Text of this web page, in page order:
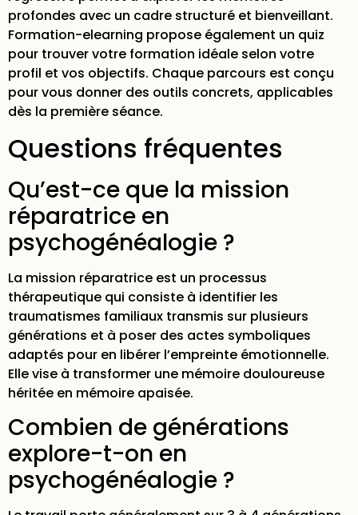
profondes avec un cadre structuré et bienveillant.
Formation-elearning propose également un quiz
pour trouver votre formation idéale selon votre
profil et vos objectifs. Chaque parcours est conçu
pour vous donner des outils concrets, applicables
dès la première séance.
Questions fréquentes
Qu’est-ce que la mission
réparatrice en
psychogénéalogie ?
La mission réparatrice est un processus
thérapeutique qui consiste à identifier les
traumatismes familiaux transmis sur plusieurs
générations et à poser des actes symboliques
adaptés pour en libérer l’empreinte émotionnelle.
Elle vise à transformer une mémoire douloureuse
héritée en mémoire apaisée.
Combien de générations
explore-t-on en
psychogénéalogie ?